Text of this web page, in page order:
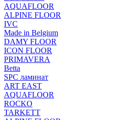
AQUAFLOOR
ALPINE FLOOR
IVC
Made in Belgium
DAMY FLOOR
ICON FLOOR
PRIMAVERA
Betta
SPC ламинат
ART EAST
AQUAFLOOR
ROCKO
TARKETT